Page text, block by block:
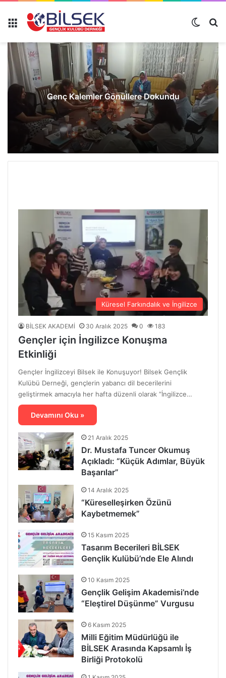
Genç Kalemler Gönüllere Dokundu
Küresel Farkındalık ve İngilizce
BİLSEK AKADEMİ 30 Aralık 2025 0 183
Gençler için İngilizce Konuşma
Etkinliği
Gençler İngilizceyi Bilsek ile Konuşuyor! Bilsek Gençlik
Kulübü Derneği, gençlerin yabancı dil becerilerini
geliştirmek amacıyla her hafta düzenli olarak “İngilizce…
Devamını Oku »
21 Aralık 2025
Dr. Mustafa Tuncer Okumuş
Açıkladı: “Küçük Adımlar, Büyük
Başarılar”
14 Aralık 2025
“Küreselleşirken Özünü
Kaybetmemek”
15 Kasım 2025
Tasarım Becerileri BİLSEK
Gençlik Kulübü’nde Ele Alındı
10 Kasım 2025
Gençlik Gelişim Akademisi’nde
“Eleştirel Düşünme” Vurgusu
6 Kasım 2025
Milli Eğitim Müdürlüğü ile
BİLSEK Arasında Kapsamlı İş
Birliği Protokolü